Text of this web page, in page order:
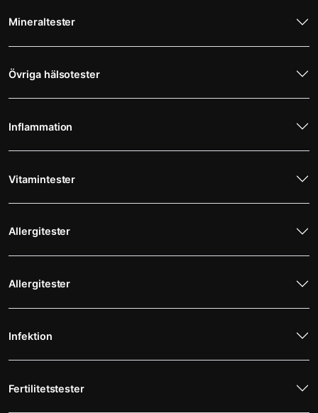
Mineraltester
Övriga hälsotester
Inflammation
Vitamintester
Allergitester
Allergitester
Infektion
Fertilitetstester